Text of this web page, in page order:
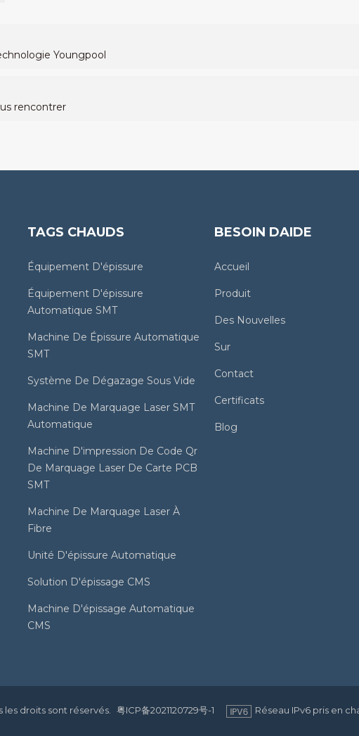
Youngpool
rencontrer
TAGS CHAUDS
Équipement D'épissure
Équipement D'épissure
Automatique SMT
Machine De Épissure Automatique
SMT
Système De Dégazage Sous Vide
Machine De Marquage Laser SMT
Automatique
Machine D'impression De Code Qr
De Marquage Laser De Carte PCB
SMT
Machine De Marquage Laser À
Fibre
Unité D'épissure Automatique
Solution D'épissage CMS
Machine D'épissage Automatique
CMS
BESOIN DAIDE
Accueil
Produit
Des Nouvelles
Sur
Contact
Certificats
Blog
les droits sont réservés. 粤ICP备2021120729号-1
Réseau IPv6 pris en